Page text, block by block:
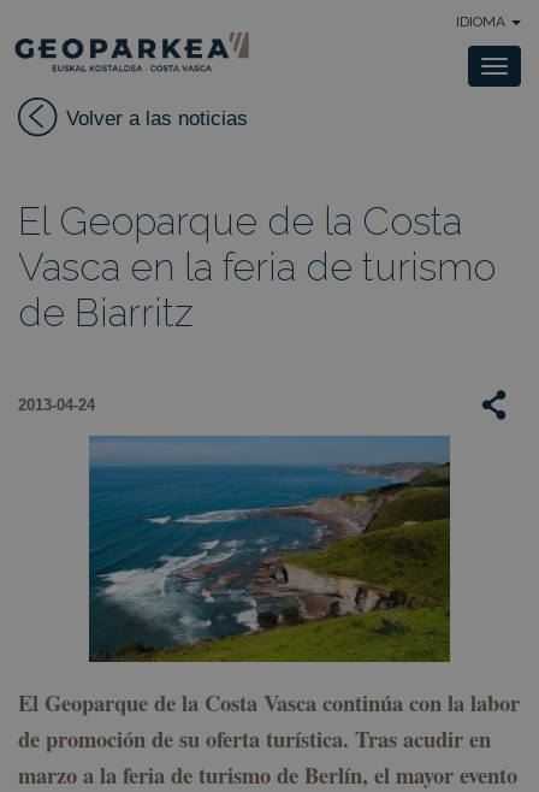
IDIOMA
Volver a las noticias
El Geoparque de la Costa
Vasca en la feria de turismo
de Biarritz
2013-04-24
El Geoparque de la Costa Vasca continúa con la labor
de promoción de su oferta turística. Tras acudir en
marzo a la feria de turismo de Berlín, el mayor evento